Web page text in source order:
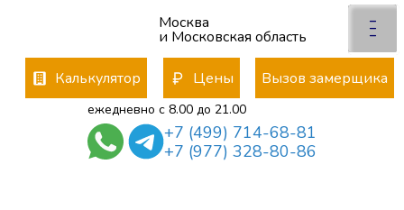
x
Отправьте заявку
менеджер свяжется с Вами
*
Москва
и Московская область
Калькулятор Цены Вызов замерщика
ежедневно с 8.00 до 21.00
+7 (499) 714-68-81
+7 (977) 328-80-86
–
–
–
×